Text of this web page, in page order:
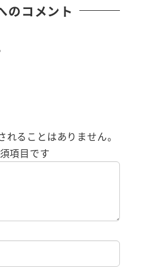
のコメント
ることはありません。
項目です